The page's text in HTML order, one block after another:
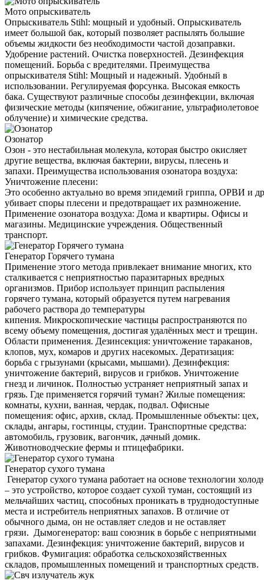
Мото опрыскиватель
Опрыскиватель Stihl: мощный и удобный. Опрыскиватель
имеет большой бак, который позволяет распылять большие
объемы жидкости без необходимости частой дозаправки.
Удобрение растений. Очистка поверхностей. Дезинфекция
помещений. Борьба с вредителями. Преимущества
опрыскивателя Stihl: Мощный и надежный. Удобный в
использовании. Регулируемая форсунка. Высокая емкость
бака. Существуют различные способы дезинфекции, включая
физические методы (кипячение, обжигание, ультрафиолетовое
облучение) и химические средства.
Озонатор
Озон - это нестабильная молекула, которая быстро окисляет
другие вещества, включая бактерии, вирусы, плесень и
запахи. Преимущества использования озонатора воздуха:
Уничтожение плесени:
Это особенно актуально во время эпидемий гриппа, ОРВИ и
убивает споры плесени и предотвращает их размножение.
Применение озонатора воздуха: Дома и квартиры. Офисы и
магазины. Медицинские учреждения. Общественный
транспорт.
Генератор Горячего тумана
Применение этого метода привлекает внимание многих, кто
сталкивается с неприятностью паразитарных вредных
организмов. Прибор использует принцип распыления
горячего тумана, который образуется путем нагревания
рабочего раствора до температуры
кипения. Микроскопические частицы распространяются по
всему объему помещения, достигая удалённых мест и трещин.
Области применения. Дезинсекция: уничтожение тараканов,
клопов, мух, комаров и других насекомых. Дератизация:
борьба с грызунами (крысами, мышами). Дезинфекция:
уничтожение бактерий, вирусов и грибков. Уничтожение
гнезд и личинок. Полностью устраняет неприятный запах и
грязь. Где применяется горячий туман? Жилые помещения:
комнаты, кухни, ванная, чердак, подвал. Офисные
помещения: офис, архив, склад. Промышленные объекты: цех,
склады, ангары, гостинцы, студии. Транспортные средства:
автомобиль, грузовик, вагончик, дачный домик.
Животноводческие фермы и птицефабрики.
Генератор сухого тумана
Генератор сухого тумана работает на основе технологии
– это устройство, которое создает сухой туман, состоящий из
мельчайших частиц, способных проникать в труднодоступные
места и истребитель неприятных запахов. В отличие от
обычного дыма, он не оставляет следов и не оставляет
грязи. Дымогенератор: ваш союзник в борьбе с неприятными
запахами. Дезинфекция: уничтожение бактерий, вирусов и
грибков. Фумигация: обработка сельскохозяйственных
складов, промышленных помещений и транспортных средств.